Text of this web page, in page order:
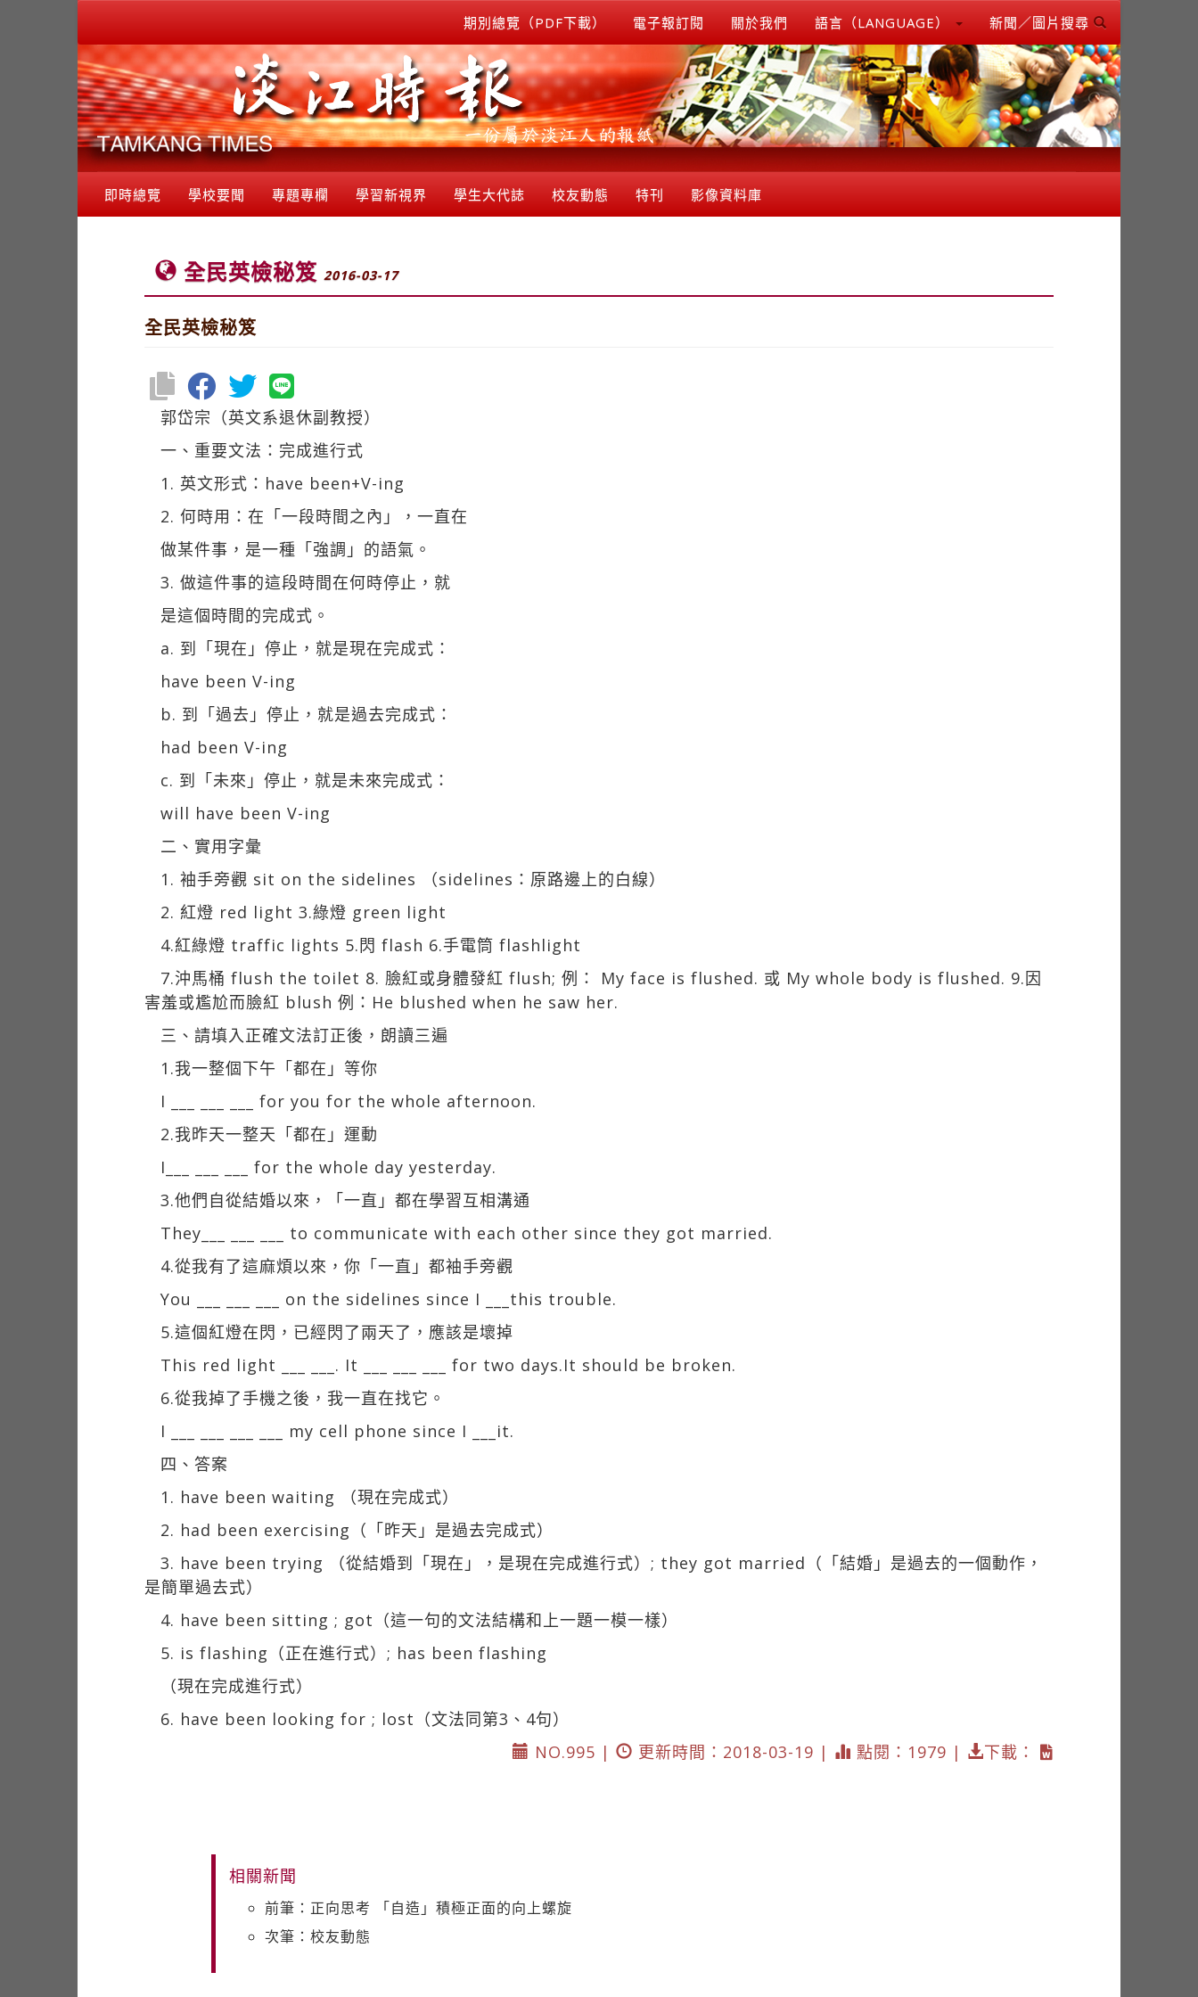
期別總覽（PDF下載） 電子報訂閱 關於我們 語言（LANGUAGE） 新聞／圖片搜尋
即時總覽 學校要聞 專題專欄 學習新視界 學生大代誌 校友動態 特刊 影像資料庫
全民英檢秘笈 2016-03-17
全民英檢秘笈
郭岱宗（英文系退休副教授）
一、重要文法：完成進行式
1. 英文形式：have been+V-ing
2. 何時用：在「一段時間之內」，一直在
做某件事，是一種「強調」的語氣。
3. 做這件事的這段時間在何時停止，就
是這個時間的完成式。
a. 到「現在」停止，就是現在完成式：
have been V-ing
b. 到「過去」停止，就是過去完成式：
had been V-ing
c. 到「未來」停止，就是未來完成式：
will have been V-ing
二、實用字彙
1. 袖手旁觀 sit on the sidelines （sidelines：原路邊上的白線）
2. 紅燈 red light 3.綠燈 green light
4.紅綠燈 traffic lights 5.閃 flash 6.手電筒 flashlight
7.沖馬桶 flush the toilet 8. 臉紅或身體發紅 flush; 例： My face is flushed. 或 My whole body is flushed. 9.因
害羞或尷尬而臉紅 blush 例：He blushed when he saw her.
三、請填入正確文法訂正後，朗讀三遍
1.我一整個下午「都在」等你
I ___ ___ ___ for you for the whole afternoon.
2.我昨天一整天「都在」運動
I___ ___ ___ for the whole day yesterday.
3.他們自從結婚以來，「一直」都在學習互相溝通
They___ ___ ___ to communicate with each other since they got married.
4.從我有了這麻煩以來，你「一直」都袖手旁觀
You ___ ___ ___ on the sidelines since I ___this trouble.
5.這個紅燈在閃，已經閃了兩天了，應該是壞掉
This red light ___ ___. It ___ ___ ___ for two days.It should be broken.
6.從我掉了手機之後，我一直在找它。
I ___ ___ ___ ___ my cell phone since I ___it.
四、答案
1. have been waiting （現在完成式）
2. had been exercising（「昨天」是過去完成式）
3. have been trying （從結婚到「現在」，是現在完成進行式）; they got married（「結婚」是過去的一個動作，
是簡單過去式）
4. have been sitting ; got（這一句的文法結構和上一題一模一樣）
5. is flashing（正在進行式）; has been flashing
（現在完成進行式）
6. have been looking for ; lost（文法同第3、4句）
NO.995 |
更新時間：2018-03-19 | 點閱：1979 | 下載：
相關新聞
前筆：正向思考 「自造」積極正面的向上螺旋
次筆：校友動態